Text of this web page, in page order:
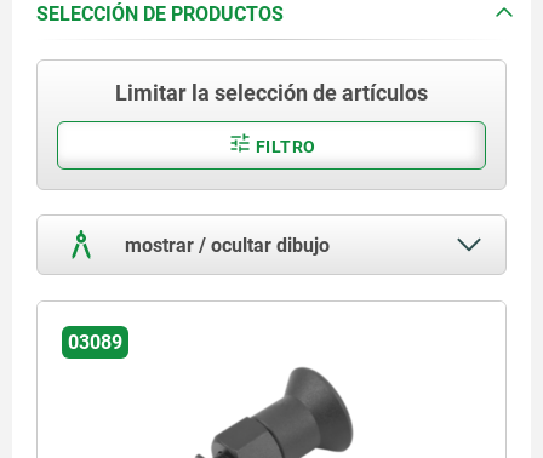
Casquillo roscado y clavija de
bloqueo 1.4305.
Botón de maniobra
termoplástico.
Clavija de bloqueo no endurecida
y rectificada, con acabado
Botón de maniobra gris
negruzco RAL 7021.
SELECCIÓN DE PRODUCTOS
Limitar la selección de artículos
FILTRO
mostrar / ocultar dibujo
03089